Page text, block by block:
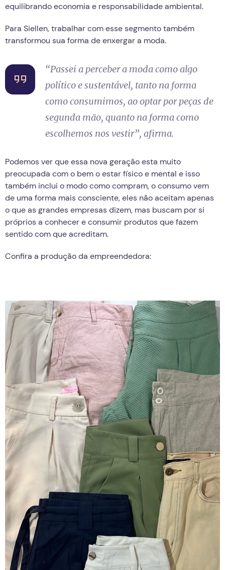
equilibrando economia e responsabilidade ambiental.
Para Siellen, trabalhar com esse segmento também
transformou sua forma de enxergar a moda.
“Passei a perceber a moda como algo
político e sustentável, tanto na forma
como consumimos, ao optar por peças de
segunda mão, quanto na forma como
escolhemos nos vestir”, afirma.
Podemos ver que essa nova geração esta muito
preocupada com o bem o estar físico e mental e isso
também inclui o modo como compram, o consumo vem
de uma forma mais consciente, eles não aceitam apenas
o que as grandes empresas dizem, mas buscam por si
próprios a conhecer e consumir produtos que fazem
sentido com que acreditam.
Confira a produção da empreendedora: